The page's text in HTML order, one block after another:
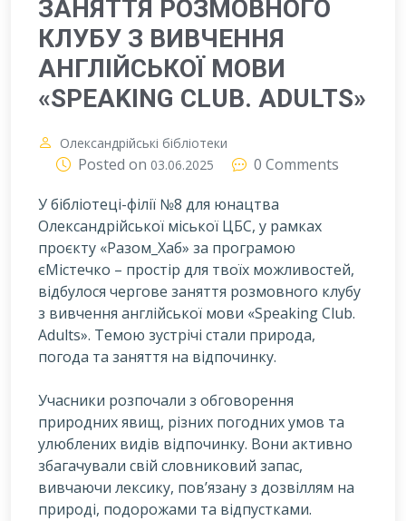
ЗАНЯТТЯ РОЗМОВНОГО
КЛУБУ З ВИВЧЕННЯ
АНГЛІЙСЬКОЇ МОВИ
«SPEAKING CLUB. ADULTS»
Олександрійські бібліотеки
Posted on 03.06.2025
0 Comments
У бібліотеці-філії №8 для юнацтва
Олександрійської міської ЦБС, у рамках
проєкту «Разом_Хаб» за програмою
єМістечко – простір для твоїх можливостей,
відбулося чергове заняття розмовного клубу
з вивчення англійської мови «Speaking Club.
Adults». Темою зустрічі стали природа,
погода та заняття на відпочинку.
Учасники розпочали з обговорення
природних явищ, різних погодних умов та
улюблених видів відпочинку. Вони активно
збагачували свій словниковий запас,
вивчаючи лексику, пов’язану з дозвіллям на
природі, подорожами та відпустками.